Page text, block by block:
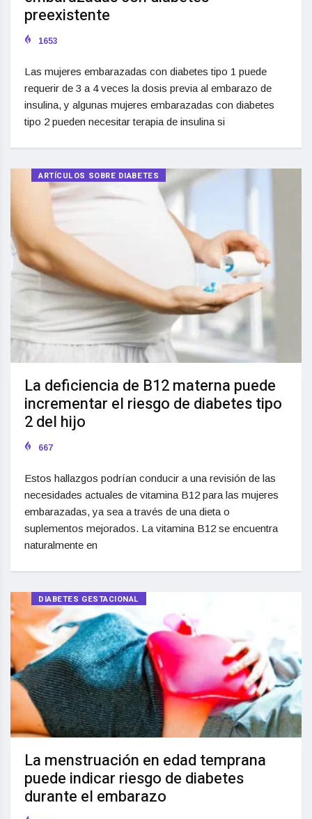
preexistente
1653
Las mujeres embarazadas con diabetes tipo 1 puede
requerir de 3 a 4 veces la dosis previa al embarazo de
insulina, y algunas mujeres embarazadas con diabetes
tipo 2 pueden necesitar terapia de insulina si
ARTÍCULOS SOBRE DIABETES
La deficiencia de B12 materna puede
incrementar el riesgo de diabetes tipo
2 del hijo
667
Estos hallazgos podrían conducir a una revisión de las
necesidades actuales de vitamina B12 para las mujeres
embarazadas, ya sea a través de una dieta o
suplementos mejorados. La vitamina B12 se encuentra
naturalmente en
DIABETES GESTACIONAL
La menstruación en edad temprana
puede indicar riesgo de diabetes
durante el embarazo